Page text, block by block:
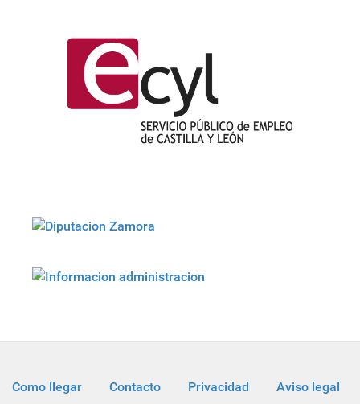
Como llegar Contacto Privacidad Aviso legal